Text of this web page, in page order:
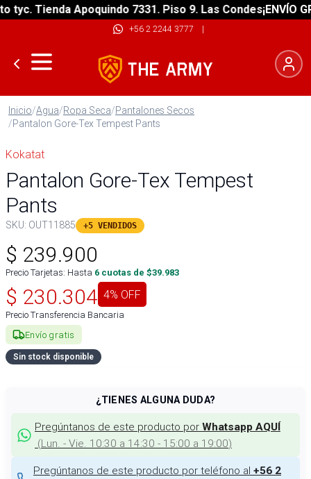
Tienda Apoquindo 7331. Piso 9. Las Condes¡ENVÍO
+56 2 2244 3777 |
Inicio/Agua/Ropa Seca/Pantalones Secos
/Pantalon Gore-Tex Tempest Pants
Kokatat
Pantalon Gore-Tex Tempest
Pants
SKU: OUT11885 +5 VENDIDOS
$ 239.900
Precio Tarjetas: Hasta 6 cuotas de $39.983
$ 230.304 4% OFF
Precio Transferencia Bancaria
Envío gratis
Sin stock disponible
¿TIENES ALGUNA DUDA?
Pregúntanos de este producto por Whatsapp AQUÍ
(Lun. - Vie. 10:30 a 14:30 - 15:00 a 19:00)
Pregúntanos de este producto por teléfono al +56 2